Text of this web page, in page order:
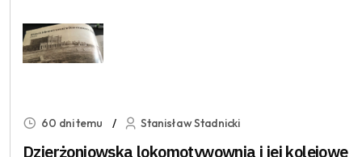
60 dni temu Stanisław Stadnicki
Dzierżoniowska lokomotywownia i jej kolejowe